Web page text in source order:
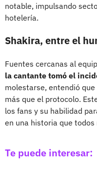
notable, impulsando
hotelería.
Shakira, entre el
Fuentes cercanas al
la cantante tomó el
molestarse, entendió
más que el protocolo.
los fans y su habilidad
en una historia que todos
Te puede interesar: